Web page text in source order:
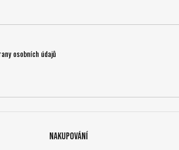
osobních údajů
Nakupování